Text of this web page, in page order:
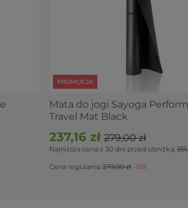
PROMOCJA
Mata do jogi Sayoga
Travel Mat Black
237,16 zł 279,00 zł
Najniższa cena z 30 dni przed obniżką:
Cena regularna:279,00 zł -15%